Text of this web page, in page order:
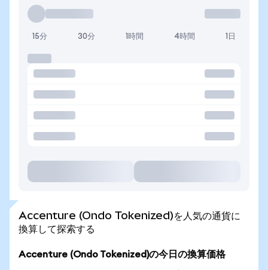
15分 30分 1時間 4時間 1日
Accenture (Ondo Tokenized)を人気の通貨に
換算して探索する
Accenture (Ondo Tokenized)の今日の換算価格